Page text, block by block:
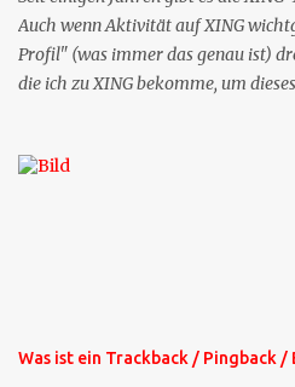
Auch wenn Aktivität auf XING
Profil" (was immer das genau ist)
die ich zu XING bekomme, um
bekommen Sie kostenlos eine
Was ist ein Trackback / Pingback /